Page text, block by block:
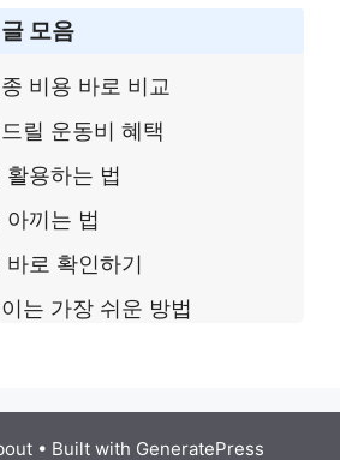
모음
비용 바로 비교
릴 운동비 혜택
용하는 법
끼는 법
바로 확인하기
는 가장 쉬운 방법
• Built with GeneratePress